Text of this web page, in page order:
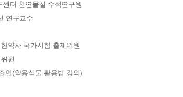
터 천연물실 수석연구원
연구교수
약사 국가시험 출제위원
원
연(약용식물 활용법 강의)